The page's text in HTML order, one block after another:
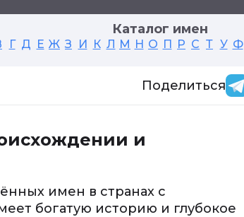
Каталог имен
Г Д Е Ж З И К Л М Н О П Р С Т У Ф
Поделиться
и
имен в странах с
богатую историю и глубокое